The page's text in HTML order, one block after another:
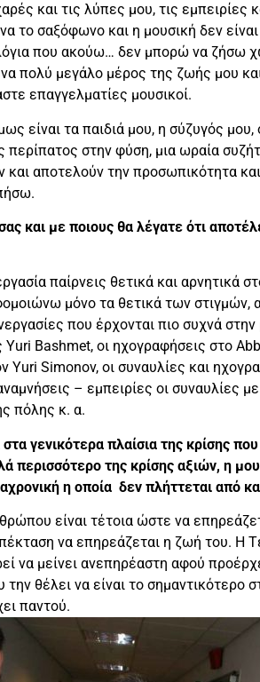
και τις λύπες μου, τις
το σαξόφωνο και η μουσική δεν
που ακούω… δεν μπορώ να ζήσω
πολύ μεγάλο μέρος της ζωής μου
επαγγελματίες μουσικοί.
είναι τα παιδιά μου, η σύζυγός
περίπατος στην φύση, μια ωραία
και αποτελούν την προσωπικότητα
και με ποιους θα λέγατε ότι
παίρνεις θετικά και αρνητικά
μόνο τα θετικά των στιγμών,
που έρχονται πιο συχνά
Yuri Bashmet, οι ηχογραφήσεις στο
Yuri Simonov, οι συναυλίες και
– εμπειρίες οι συναυλίες
πόλης κ. α.
γενικότερα πλαίσια της κρίσης
περισσότερο της κρίσης αξιών, η
η οποία δεν πλήττεται από
είναι τέτοια ώστε να
να επηρεάζεται η ζωή του. Η
να μείνει ανεπηρέαστη αφού
θέλει να είναι το σημαντικότερο
παντού.